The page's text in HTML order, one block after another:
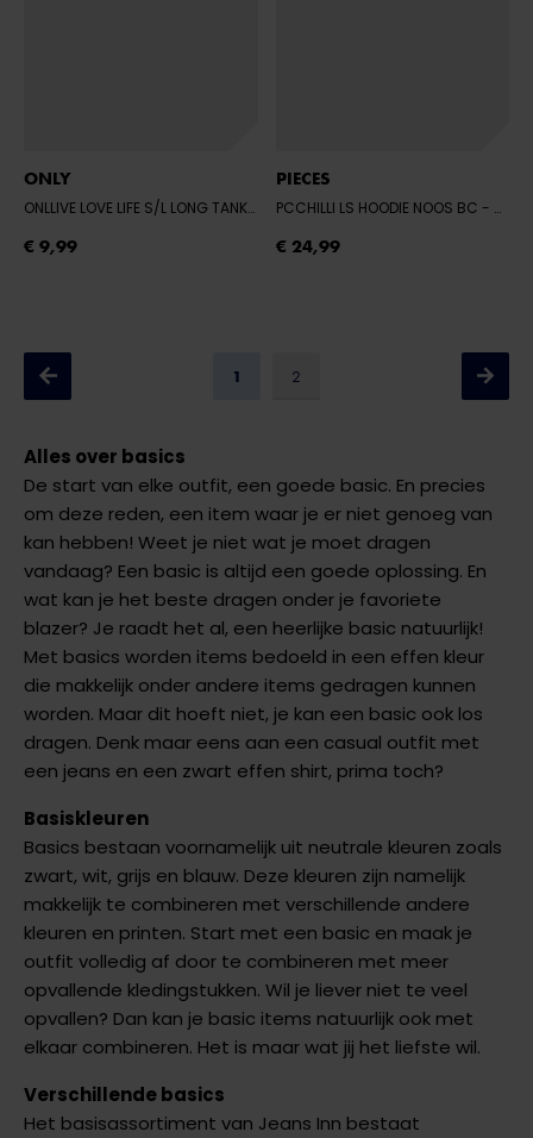
ONLY
ONLLIVE LOVE LIFE S/L LONG TANK TOP - BLACK - BLACK
€ 9,99
PIECES
PCCHILLI LS HOODIE NOOS BC - SHOCKING PINK
€ 24,99
1 2
Alles over basics
De start van elke outfit, een goede basic. En precies
om deze reden, een item waar je er niet genoeg van
kan hebben! Weet je niet wat je moet dragen
vandaag? Een basic is altijd een goede oplossing. En
wat kan je het beste dragen onder je favoriete
blazer? Je raadt het al, een heerlijke basic natuurlijk!
Met basics worden items bedoeld in een effen kleur
die makkelijk onder andere items gedragen kunnen
worden. Maar dit hoeft niet, je kan een basic ook los
dragen. Denk maar eens aan een casual outfit met
een jeans en een zwart effen shirt, prima toch?
Basiskleuren
Basics bestaan voornamelijk uit neutrale kleuren zoals
zwart, wit, grijs en blauw. Deze kleuren zijn namelijk
makkelijk te combineren met verschillende andere
kleuren en printen. Start met een basic en maak je
outfit volledig af door te combineren met meer
opvallende kledingstukken. Wil je liever niet te veel
opvallen? Dan kan je basic items natuurlijk ook met
elkaar combineren. Het is maar wat jij het liefste wil.
Verschillende basics
Het basisassortiment van Jeans Inn bestaat